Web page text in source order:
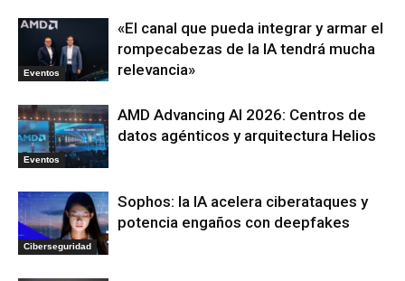
Eventos
«El canal que pueda integrar y armar el
rompecabezas de la IA tendrá mucha
relevancia»
Eventos
AMD Advancing AI 2026: Centros de
datos agénticos y arquitectura Helios
Ciberseguridad
Sophos: la IA acelera ciberataques y
potencia engaños con deepfakes